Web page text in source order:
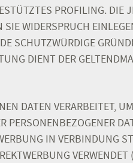
PROFILING. DIE
WIDERSPRUCH
SCHUTZWÜRDIGE
DIENT DER
DATEN VERARBEITET,
PERSONENBEZOGENER
IN VERBINDUNG